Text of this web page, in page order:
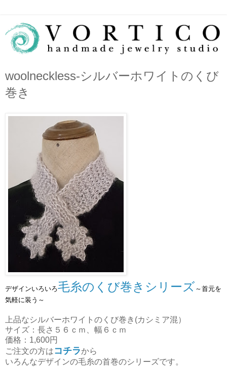
woolneckless-シルバーホワイトのくび
巻き
デザインいろいろ毛糸のくび巻きシリーズ ～首元を
気軽に装う～
上品なシルバーホワイトのくび巻き(カシミア混）
サイズ：長さ５６ｃｍ、幅６ｃｍ
価格：1,600円
ご注文の方はコチラから
いろんなデザインの毛糸の首巻のシリーズです。